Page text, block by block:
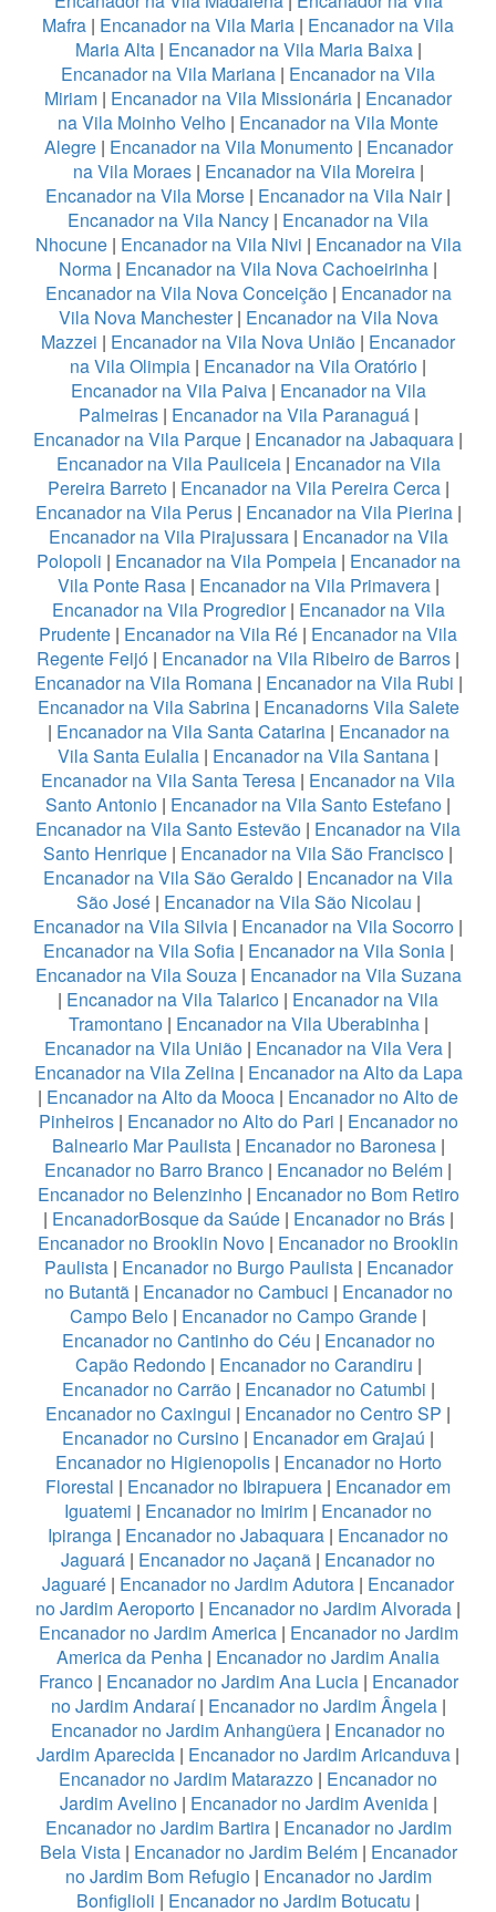
Mafra | Encanador na Vila Maria | Encanador na Vila
Maria Alta| Encanador na Vila Maria Baixa|
Encanador na Vila Mariana | Encanador na Vila
Miriam | Encanador na Vila Missionária | Encanador
na Vila Moinho Velho | Encanador na Vila Monte
Alegre| Encanador na Vila Monumento| Encanador
na Vila Moraes| Encanador na Vila Moreira|
Encanador na Vila Morse | Encanador na Vila Nair|
Encanador na Vila Nancy | Encanador na Vila
Nhocune| Encanador na Vila Nivi | Encanador na Vila
Norma | Encanador na Vila Nova Cachoeirinha |
Encanador na Vila Nova Conceição| Encanador na
Vila Nova Manchester| Encanador na Vila Nova
Mazzei | Encanador na Vila Nova União | Encanador
na Vila Olimpia | Encanador na Vila Oratório |
Encanador na Vila Paiva| Encanador na Vila
Palmeiras| Encanador na Vila Paranaguá|
Encanador na Vila Parque | Encanador na Jabaquara |
Encanador na Vila Pauliceia| Encanador na Vila
Pereira Barreto| Encanador na Vila Pereira Cerca|
Encanador na Vila Perus| Encanador na Vila Pierina|
Encanador na Vila Pirajussara| Encanador na Vila
Polopoli | Encanador na Vila Pompeia| Encanador na
Vila Ponte Rasa| Encanador na Vila Primavera|
Encanador na Vila Progredior| Encanador na Vila
Prudente | Encanador na Vila Ré | Encanador na Vila
Regente Feijó | Encanador na Vila Ribeiro de Barros |
Encanador na Vila Romana| Encanador na Vila Rubi |
Encanador na Vila Sabrina| Encanadorns Vila Salete
| Encanador na Vila Santa Catarina| Encanador na
Vila Santa Eulalia | Encanador na Vila Santana |
Encanador na Vila Santa Teresa | Encanador na Vila
Santo Antonio | Encanador na Vila Santo Estefano |
Encanador na Vila Santo Estevão | Encanador na Vila
Santo Henrique | Encanador na Vila São Francisco |
Encanador na Vila São Geraldo | Encanador na Vila
São José| Encanador na Vila São Nicolau |
Encanador na Vila Silvia | Encanador na Vila Socorro |
Encanador na Vila Sofia| Encanador na Vila Sonia|
Encanador na Vila Souza| Encanador na Vila Suzana
| Encanador na Vila Talarico | Encanador na Vila
Tramontano| Encanador na Vila Uberabinha|
Encanador na Vila União | Encanador na Vila Vera |
Encanador na Vila Zelina| Encanador na Alto da Lapa
| Encanador na Alto da Mooca | Encanador no Alto de
Pinheiros| Encanador no Alto do Pari | Encanador no
Balneario Mar Paulista| Encanador no Baronesa|
Encanador no Barro Branco | Encanador no Belém |
Encanador no Belenzinho| Encanador no Bom Retiro
| EncanadorBosque da Saúde| Encanador no Brás|
Encanador no Brooklin Novo | Encanador no Brooklin
Paulista| Encanador no Burgo Paulista| Encanador
no Butantã| Encanador no Cambuci | Encanador no
Campo Belo | Encanador no Campo Grande |
Encanador no Cantinho do Céu | Encanador no
Capão Redondo| Encanador no Carandiru |
Encanador no Carrão| Encanador no Catumbi |
Encanador no Caxingui | Encanador no Centro SP |
Encanador no Cursino | Encanador em Grajaú |
Encanador no Higienopolis| Encanador no Horto
Florestal | Encanador no Ibirapuera | Encanador em
Iguatemi | Encanador no Imirim | Encanador no
Ipiranga | Encanador no Jabaquara | Encanador no
Jaguará | Encanador no Jaçanã | Encanador no
Jaguaré | Encanador no Jardim Adutora | Encanador
no Jardim Aeroporto | Encanador no Jardim Alvorada |
Encanador no Jardim America| Encanador no Jardim
America da Penha | Encanador no Jardim Analia
Franco| Encanador no Jardim Ana Lucia| Encanador
no Jardim Andaraí| Encanador no Jardim Ângela|
Encanador no Jardim Anhangüera | Encanador no
Jardim Aparecida | Encanador no Jardim Aricanduva |
Encanador no Jardim Matarazzo | Encanador no
Jardim Avelino| Encanador no Jardim Avenida|
Encanador no Jardim Bartira| Encanador no Jardim
Bela Vista| Encanador no Jardim Belém| Encanador
no Jardim Bom Refugio| Encanador no Jardim
Bonfiglioli | Encanador no Jardim Botucatu |